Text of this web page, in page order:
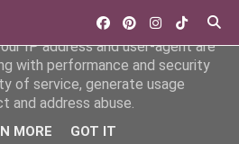
Google to deliver its services
IP address and user-agent are
with performance and security
of service, generate usage
address abuse.
MORE GOT IT